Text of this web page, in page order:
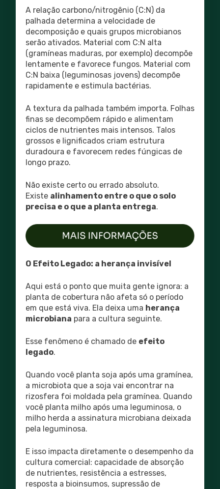
A relação carbono/nitrogênio (C:N) da
palhada determina a velocidade de
decomposição e quais grupos microbianos
serão ativados. Material com C:N alta
(gramíneas maduras, por exemplo) decompõe
lentamente e favorece fungos. Material com
C:N baixa (leguminosas jovens) decompõe
rapidamente e estimula bactérias.
A textura da palhada também importa. Folhas
finas se decompõem rápido e alimentam
ciclos de nutrientes mais intensos. Talos
grossos e lignificados criam estrutura
duradoura e favorecem redes fúngicas de
longo prazo.
Não existe certo ou errado absoluto.
Existe alinhamento entre o que o solo
precisa e o que a planta entrega.
O Efeito Legado: a herança invisível
Aqui está o ponto que muita gente ignora: a
planta de cobertura não afeta só o período
em que está viva. Ela deixa uma herança
microbiana para a cultura seguinte.
Esse fenômeno é chamado de efeito
legado.
Quando você planta soja após uma gramínea,
a microbiota que a soja vai encontrar na
rizosfera foi moldada pela gramínea. Quando
você planta milho após uma leguminosa, o
milho herda a assinatura microbiana deixada
pela leguminosa.
E isso impacta diretamente o desempenho da
cultura comercial: capacidade de absorção
de nutrientes, resistência a estresses,
resposta a bioinsumos, supressão de